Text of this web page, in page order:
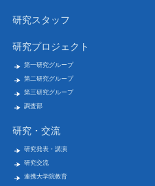
研究スタッフ
研究プロジェクト
第一研究グループ
第二研究グループ
第三研究グループ
調査部
研究・交流
研究発表・講演
研究交流
連携大学院教育